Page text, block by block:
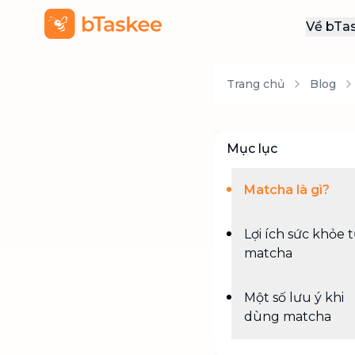
Về
Trang chủ Blog
Mục lục
Matcha là gì?
Lợi ích sức khỏe
matcha
Một số lưu ý khi
dùng matcha